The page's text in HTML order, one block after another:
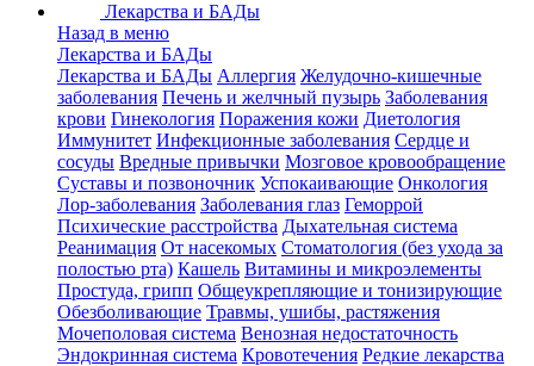
Лекарства и БАДы
Назад в меню
Лекарства и БАДы
Лекарства и БАДы Аллергия Желудочно-кишечные
заболевания Печень и желчный пузырь Заболевания
крови Гинекология Поражения кожи Диетология
Иммунитет Инфекционные заболевания Сердце и
сосуды Вредные привычки Мозговое кровообращение
Суставы и позвоночник Успокаивающие Онкология
Лор-заболевания Заболевания глаз Геморрой
Психические расстройства Дыхательная система
Реанимация От насекомых Стоматология (без ухода за
полостью рта) Кашель Витамины и микроэлементы
Простуда, грипп Общеукрепляющие и тонизирующие
Обезболивающие Травмы, ушибы, растяжения
Мочеполовая система Венозная недостаточность
Эндокринная система Кровотечения Редкие лекарства